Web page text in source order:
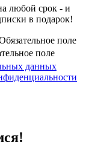
любой срок - и
в подарок!
поле
поле
данных